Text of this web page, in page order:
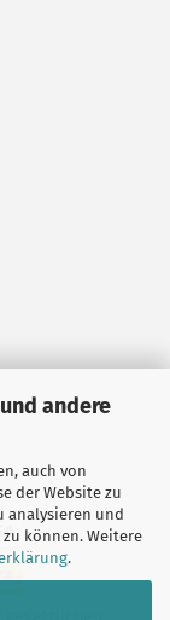
andere
auch von
der Website zu
analysieren und
können. Weitere
.